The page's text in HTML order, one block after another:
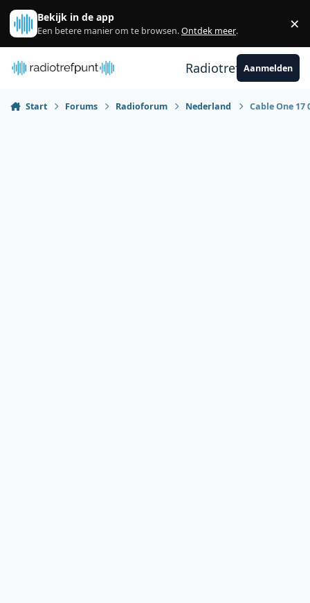
Spring naar bijdragen
Bekijk in de app
Een betere manier om te browsen.Ontdek meer. ×
RadiotrefpuntAanmelden
Start Forums Radioforum Nederland Cable One 17